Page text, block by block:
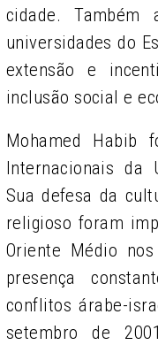
cidade.
universidades do
extensão e
inclusão social e
Mohamed Habib
Internacionais da
Sua defesa da
religioso foram
Oriente Médio
presença
conflitos árabe-
setembro de